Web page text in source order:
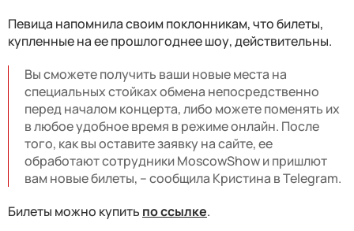
Певица напомнила своим поклонникам, что билеты,
купленные на ее прошлогоднее шоу, действительны.
Вы сможете получить ваши новые места на
специальных стойках обмена непосредственно
перед началом концерта, либо можете поменять их
в любое удобное время в режиме онлайн. После
того, как вы оставите заявку на сайте, ее
обработают сотрудники MoscowShow и пришлют
вам новые билеты, – сообщила Кристина в Telegram.
Билеты можно купить по ссылке.